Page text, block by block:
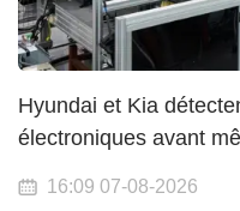
Hyundai et Kia
électroniques avant
16:09 07-08-2026